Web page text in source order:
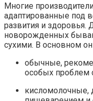
Многие
адаптированные под
развития и здоровья.
новорожденных
сухими. В основном
обычные,
особых проблем
кисломолочные,